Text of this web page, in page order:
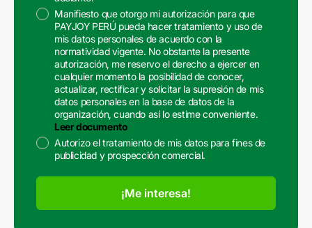
Manifiesto que otorgo mi autorización para que
PAYJOY PERÚ pueda hacer tratamiento y uso de
mis datos personales de acuerdo con la
normatividad vigente. No obstante la presente
autorización, me reservo el derecho a ejercer en
cualquier momento la posibilidad de conocer,
actualizar, rectificar y solicitar la supresión de mis
datos personales en la base de datos de la
organización, cuando así lo estime conveniente.
Leer documento
Autorizo el tratamiento de mis datos para fines de
publicidad y prospección comercial.